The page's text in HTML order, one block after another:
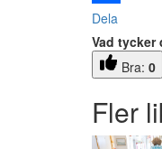
Dela
Vad tycker
Bra: 0
Fler